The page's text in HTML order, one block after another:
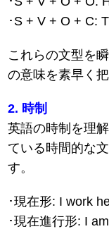
･S + V + O + C:
これらの文型を
の意味を素早く
2. 時制
英語の時制を理
ている時間的な
す。
･現在形: I work
･現在進行形: I